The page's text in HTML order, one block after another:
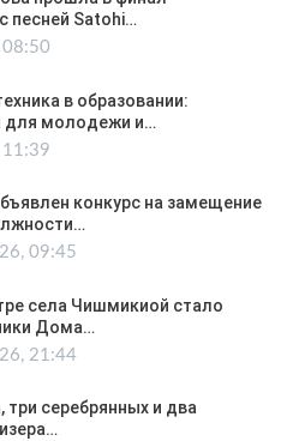
песней Satohi…
08:50
в образовании:
для молодежи и…
11:39
конкурс на замещение
09:45
села Чишмикиой стало
Дома…
21:44
три серебрянных и два